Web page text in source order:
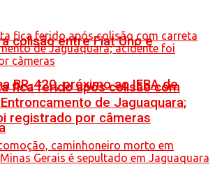
colisão entre Fiat Uno e
BR-420, próximo ao IFBA de
fica ferido após colisão com
de Jaguaquara;
registrado por câmeras